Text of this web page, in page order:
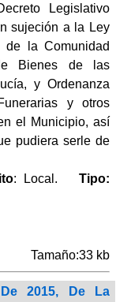
Legislativo
sujeción a la Ley
de la Comunidad
Bienes de las
y Ordenanza
y otros
el Municipio, así
pudiera serle de
: Local. Tipo:
Tamaño:33 kb
2015, De La